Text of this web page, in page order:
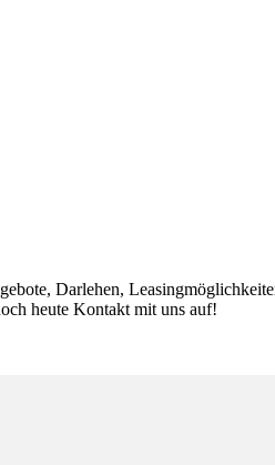
Darlehen,
heute Kontakt mit uns auf!